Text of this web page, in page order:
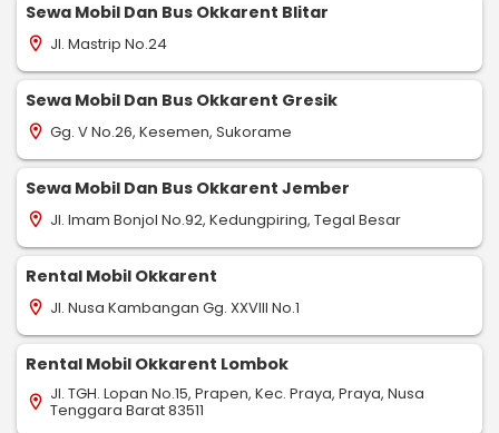
Sewa Mobil Dan Bus Okkarent Blitar
location_on Jl. Mastrip No.24
Sewa Mobil Dan Bus Okkarent Gresik
location_on Gg. V No.26, Kesemen, Sukorame
Sewa Mobil Dan Bus Okkarent Jember
location_on Jl. Imam Bonjol No.92, Kedungpiring, Tegal Besar
Rental Mobil Okkarent
location_on Jl. Nusa Kambangan Gg. XXVIII No.1
Rental Mobil Okkarent Lombok
location_on Jl. TGH. Lopan No.15, Prapen, Kec. Praya, Praya, Nusa
Tenggara Barat 83511